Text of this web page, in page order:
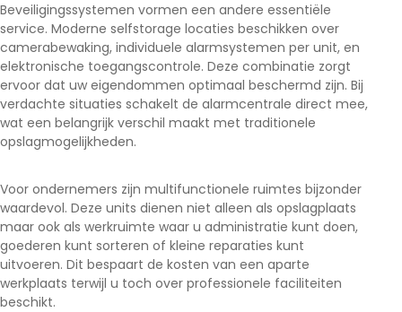
Beveiligingssystemen vormen een andere essentiële
service. Moderne selfstorage locaties beschikken over
camerabewaking, individuele alarmsystemen per unit, en
elektronische toegangscontrole. Deze combinatie zorgt
ervoor dat uw eigendommen optimaal beschermd zijn. Bij
verdachte situaties schakelt de alarmcentrale direct mee,
wat een belangrijk verschil maakt met traditionele
opslagmogelijkheden.
Voor ondernemers zijn multifunctionele ruimtes bijzonder
waardevol. Deze units dienen niet alleen als opslagplaats
maar ook als werkruimte waar u administratie kunt doen,
goederen kunt sorteren of kleine reparaties kunt
uitvoeren. Dit bespaart de kosten van een aparte
werkplaats terwijl u toch over professionele faciliteiten
beschikt.